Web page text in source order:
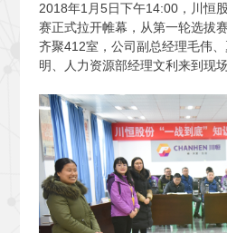
2018年1月5日下午14:00，川恒
赛正式拉开帷幕，从第一轮选拔
齐聚412室，公司副总经理毛伟
明、人力资源部经理文利来到现